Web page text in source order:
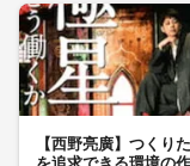
【西野亮廣】つくり